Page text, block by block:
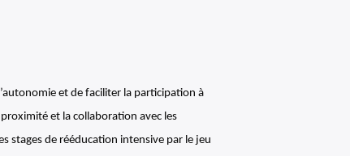
et de faciliter la participation à
et la collaboration avec les
stages de rééducation intensive par le jeu